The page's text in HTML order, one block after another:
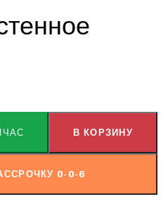
В КОРЗИНУ
0-0-6